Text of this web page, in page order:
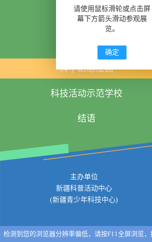
科技创新成果
科技实践活动
科学幻想绘画
科技活动示范学校
结语
主办单位
新疆科普活动中心
(新疆青少年科技中心)
检测到您的浏览器分辨率偏低，请按F11全屏浏览
请使用鼠标滑轮或点击屏
幕下方箭头滑动参观展
览。
确定